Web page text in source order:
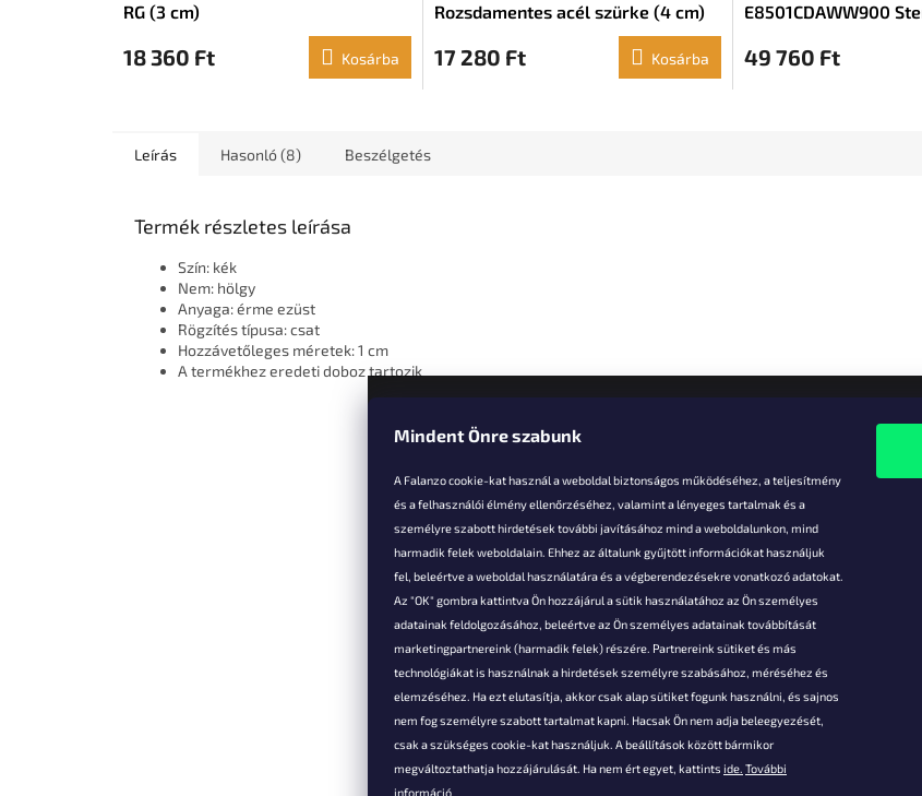
Mindent Önre szabunk
A Falanzo cookie-kat használ a weboldal biztonságos működéséhez, a teljesítmény
és a felhasználói élmény ellenőrzéséhez, valamint a lényeges tartalmak és a
személyre szabott hirdetések további javításához mind a weboldalunkon, mind
harmadik felek weboldalain. Ehhez az általunk gyűjtött információkat használjuk
fel, beleértve a weboldal használatára és a végberendezésekre vonatkozó adatokat.
Az "OK" gombra kattintva Ön hozzájárul a sütik használatához az Ön személyes
adatainak feldolgozásához, beleértve az Ön személyes adatainak továbbítását
marketingpartnereink (harmadik felek) részére. Partnereink sütiket és más
technológiákat is használnak a hirdetések személyre szabásához, méréséhez és
elemzéséhez. Ha ezt elutasítja, akkor csak alap sütiket fogunk használni, és sajnos
nem fog személyre szabott tartalmat kapni. Hacsak Ön nem adja beleegyezését,
csak a szükséges cookie-kat használjuk. A beállítások között bármikor
megváltoztathatja hozzájárulását. Ha nem ért egyet, kattints ide. További
információ
RG (3 cm)
18 360 Ft Kosárba
Rozsdamentes acél szürke (4 cm)
17 280 Ft Kosárba
E8501CDAWW900
49 760 Ft
Leírás Hasonló (8) Beszélgetés
Termék részletes leírása
Szín: kék
Nem: hölgy
Anyaga: érme ezüst
Rögzítés típusa: csat
Hozzávetőleges méretek: 1 cm
A termékhez eredeti doboz tartozik
Vevőknek
Hűségkedvezmények
Szállítás és fizetés
Panaszok és áruk
visszaküldése
Általános Szerződési
Feltételek
A személyes adatok
védelmének feltételei